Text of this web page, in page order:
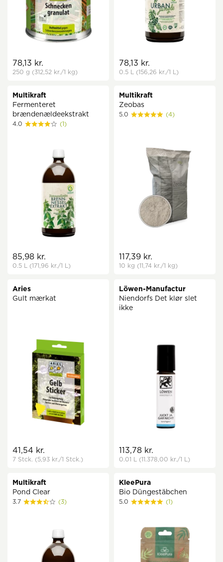
78,13 kr.
250 g (312,52 kr./1 kg)
78,13 kr.
0.5 L (156,26 kr./1 L)
Multikraft
Fermenteret
brændenældeekstrakt
4.0 (1)
85,98 kr.
0.5 L (171,96 kr./1 L)
Multikraft
Zeobas
5.0 (4)
117,39 kr.
10 kg (11,74 kr./1 kg)
Aries
Gult mærkat
41,54 kr.
7 Stck. (5,93 kr./1 Stck.)
Löwen-Manufactur
Niendorfs Det klør slet
ikke
113,78 kr.
0.01 L (11.378,00 kr./1 L)
Multikraft
Pond Clear
3.7 (3)
KleePura
Bio Düngestäbchen
5.0 (1)